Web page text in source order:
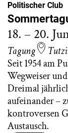
Politischer Club
18. – 20.
Tagung
Seit 1954 am
Wegweiser
Dreimal
aufeinander –
kontroversen
Austausch.